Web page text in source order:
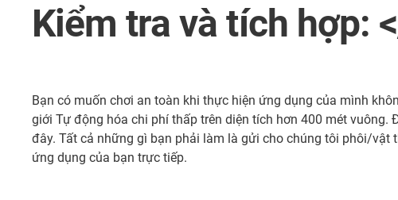
Kiểm tra và tích hợp:
Bạn có muốn chơi an toàn khi thực hiện ứng dụng của mình
giới Tự động hóa chi phí thấp trên diện tích hơn 400 mét
đây. Tất cả những gì bạn phải làm là gửi cho chúng tôi phôi/vật
ứng dụng của bạn trực tiếp.